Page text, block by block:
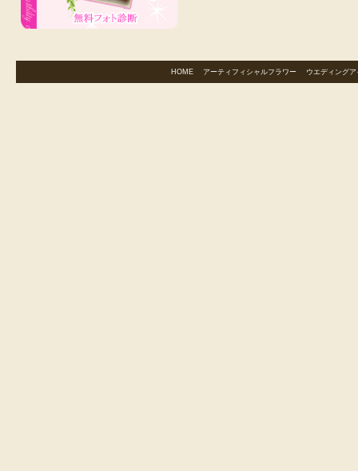
HOME｜ アーティフィシャルフラワー｜ ウエディングア